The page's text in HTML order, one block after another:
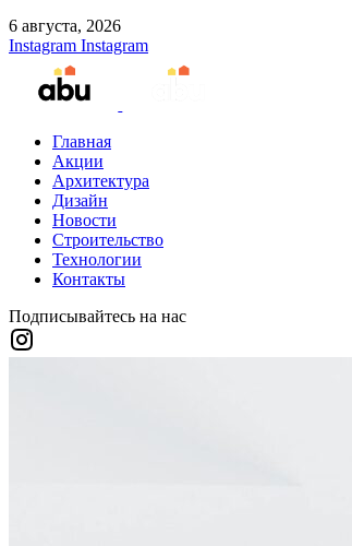
6 августа, 2026
Instagram Instagram
Главная
Акции
Архитектура
Дизайн
Новости
Строительство
Технологии
Контакты
Подписывайтесь на нас